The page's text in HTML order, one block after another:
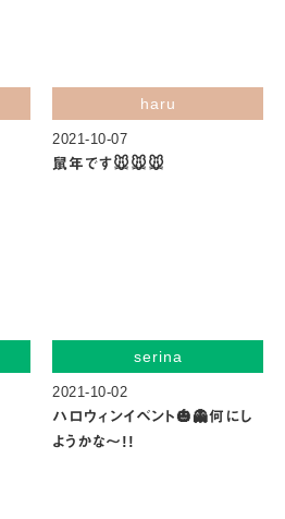
haru
2021-10-07
鼠年です🐭🐭🐭
serina
2021-10-02
ハロウィンイベント🎃👻何にし
ようかな〜!!